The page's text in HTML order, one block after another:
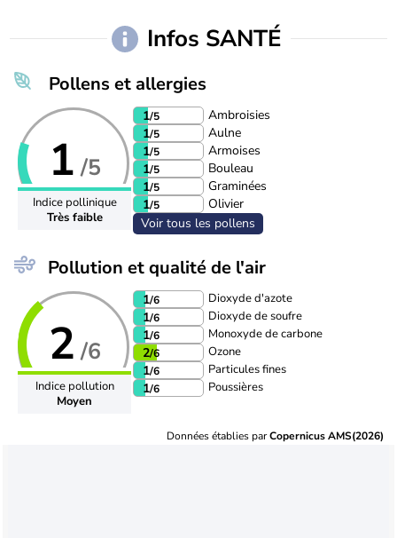
Infos SANTÉ
Pollens et allergies
1 /5
Indice pollinique
Très faible
1/5
Ambroisies
1/5
Aulne
1/5
Armoises
1/5
Bouleau
1/5
Graminées
1/5
Olivier
Voir tous les pollens
Pollution et qualité de l'air
2 /6
Indice pollution
Moyen
1/6 Dioxyde d'azote
1/6 Dioxyde de soufre
1/6 Monoxyde de carbone
2/6 Ozone
1/6 Particules fines
1/6 Poussières
Données établies parCopernicus AMS(2026)